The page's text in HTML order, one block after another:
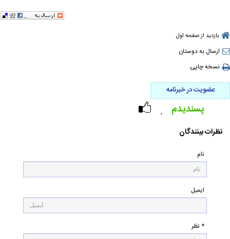
بازدید از صفحه اول
ارسال به دوستان
نسخه چاپی
عضویت در خبرنامه
۰ پسندیدم
نظرات بینندگان
نام
ایمیل
* نظر